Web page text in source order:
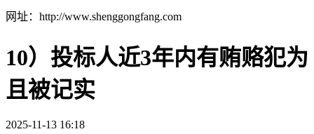
网址：http://www.shenggongfang.com
10）投标人近3年内有贿赂犯为
且被记实
2025-11-13 16:18